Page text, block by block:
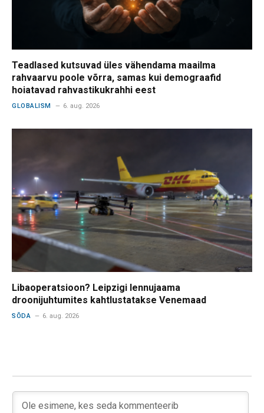
Teadlased kutsuvad üles vähendama maailma
rahvaarvu poole võrra, samas kui demograafid
hoiatavad rahvastikukrahhi eest
GLOBALISM 6. aug. 2026
Libaoperatsioon? Leipzigi lennujaama
droonijuhtumites kahtlustatakse Venemaad
SÕDA 6. aug. 2026